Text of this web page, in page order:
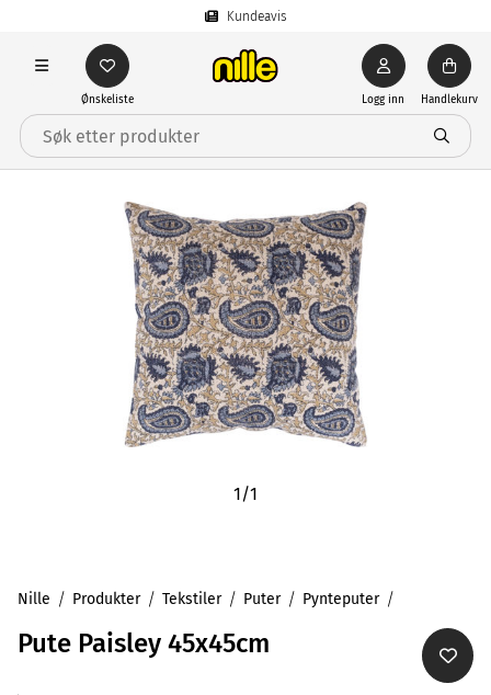
Kundeavis
Ønskeliste Logg inn Handlekurv
1/1
Nille Produkter Tekstiler Puter Pynteputer
Pute Paisley 45x45cm